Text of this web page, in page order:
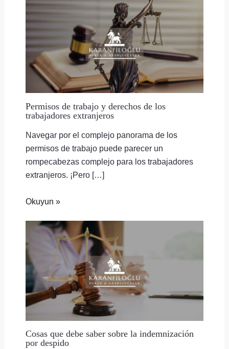
Permisos de trabajo y derechos de los
trabajadores extranjeros
Navegar por el complejo panorama de los
permisos de trabajo puede parecer un
rompecabezas complejo para los trabajadores
extranjeros. ¡Pero […]
Okuyun »
Cosas que debe saber sobre la indemnización
por despido